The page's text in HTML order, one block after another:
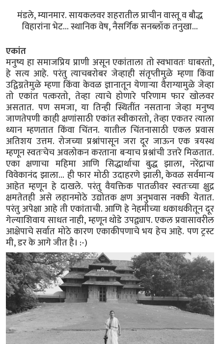
मंडले, म्यानमार. सायकलवर शहरातील प्राचीन वास्तू व बौद्ध
विहारांना भेट... स्थानिक वेष, नैसर्गिक सनब्लॉक तनुखा...
एकांत
मनुष्य हा समाजप्रिय प्राणी असून एकांताला तो स्वभावतः घाबरतो,
हे सत्य आहे. परंतु त्याचबरोबर जेव्हाही संतृप्तीमुळे म्हणा किंवा
उद्विग्नतेमुळे म्हणा किंवा केवळ ज्ञानातून येणाऱ्या वैराग्यामुळे जेव्हा
तो एकांत पत्करतो, तेव्हा त्याचे होणारे परिणाम फार खोलवर
असतात. पण समजा, या तिन्ही स्थितींत नसताना जेव्हा मनुष्य
जाणतेपणी काही क्षणांसाठी एकांत स्वीकारतो, तेव्हा एकतर त्याला
ध्यान म्हणतात किंवा चिंतन. यातील चिंतनासाठी एकल प्रवास
अतिशय उत्तम. रोजच्या प्रश्नांपासून जरा दूर जाऊन एक त्रयस्थ
म्हणून स्वतःचेच अवलोकन करताना बऱ्याच प्रश्नांची उत्तरे मिळतात.
एका क्षणाचा महिमा आणि सिद्धार्थाचा बुद्ध झाला, नरेंद्राचा
विवेकानंद झाला... ही फार मोठी उदाहरणे झाली, केवळ सर्वमान्य
आहेत म्हणून हे दाखले. परंतु वैयक्तिक पातळीवर स्वतःच्या क्षुद्र
क्षमतेतही असे लहानमोठे उद्योतक क्षण अनुभवास नक्की येतात.
परंतु अपेक्षा आहे ती एकांताची. आणि हे नेहमीच्या धकाधकीतून दूर
गेल्याशिवाय साधत नाही, म्हणून थोडे उपद्व्याप. एकल प्रवासावरील
आक्षेपाचे सर्वात मोठे कारण एकाकीपणाचे भय हेच आहे. पण ट्रस्ट
मी, डर के आगे जीत है। :-)